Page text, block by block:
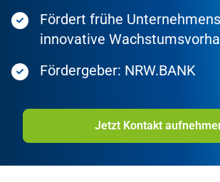
Fördert frühe
innovative
Fördergeber: NRW.BANK
Jetzt Kontakt